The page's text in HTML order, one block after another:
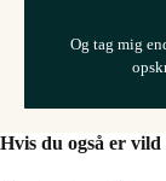
Og tag mig
Hvis du også er